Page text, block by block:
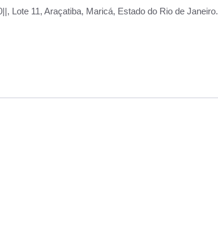
Lote 11, Araçatiba, Maricá, Estado do Rio de Janeiro.